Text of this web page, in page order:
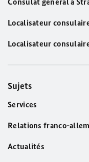
Localisateur
Localisateur
Sujets
Services
Relations franco-
Actualités